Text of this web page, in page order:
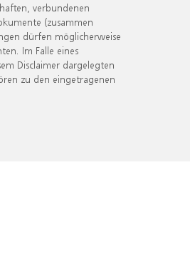
verbundenen
(zusammen
dürfen möglicherweise
Im Falle eines
Disclaimer dargelegten
zu den eingetragenen